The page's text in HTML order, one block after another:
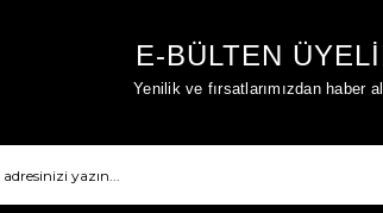
E-BÜLTEN
Yenilik ve fırsatlarımızdan haber